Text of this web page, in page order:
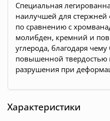
Специальная
наилучшей для стержней
по сравнению с
молибден, кремний и
углерода, благодаря
повышенной твердостью
разрушения при
Характеристики